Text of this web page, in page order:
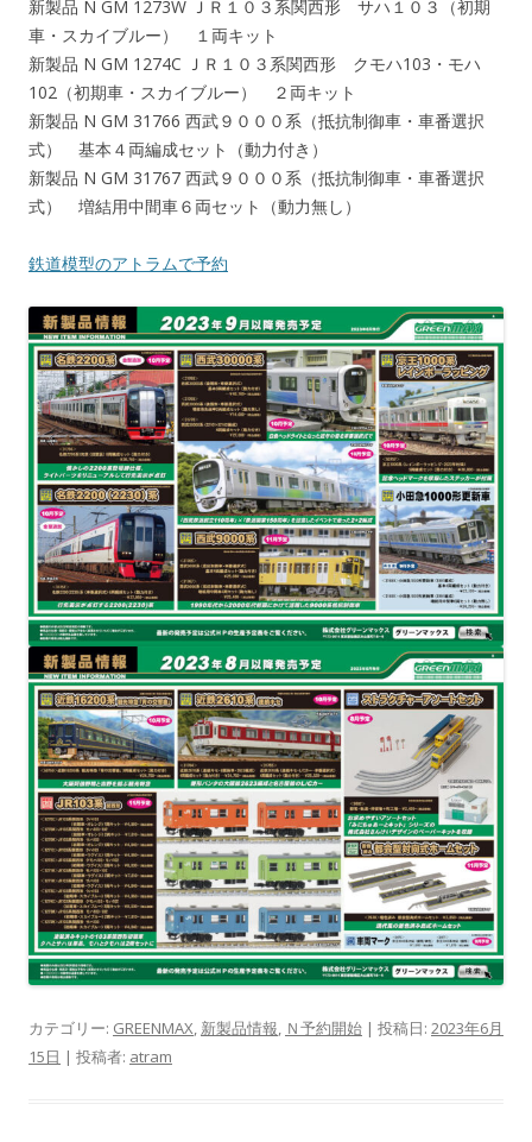
新製品 N GM 1273W ＪＲ１０３系関西形 サハ１０３（初期
車・スカイブルー） １両キット
新製品 N GM 1274C ＪＲ１０３系関西形 クモハ103・モハ
102（初期車・スカイブルー） ２両キット
新製品 N GM 31766 西武９０００系（抵抗制御車・車番選択
式） 基本４両編成セット（動力付き）
新製品 N GM 31767 西武９０００系（抵抗制御車・車番選択
式） 増結用中間車６両セット（動力無し）
鉄道模型のアトラムで予約
カテゴリー: GREENMAX, 新製品情報, Ｎ予約開始 | 投稿日: 2023年6月
15日 | 投稿者: atram